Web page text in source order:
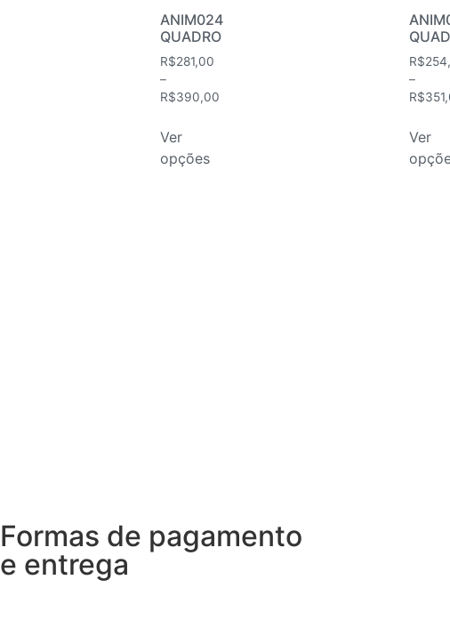
ANIM024
QUADRO
R$281,00
–
R$390,00
Ver
opções
R$
–
R$
Ver
Formas de pagamento
e entrega